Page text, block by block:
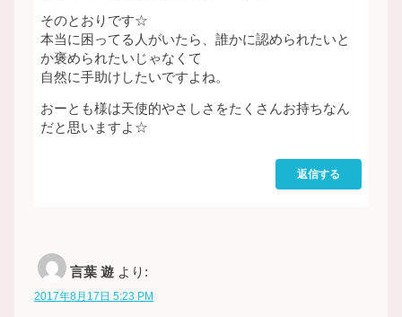
そのとおりです☆
本当に困ってる人がいたら、誰かに認められたいと
か褒められたいじゃなくて
自然に手助けしたいですよね。
おーとも様は天使的やさしさをたくさんお持ちなん
だと思いますよ☆
返信する
言葉 遊 より:
2017年8月17日 5:23 PM